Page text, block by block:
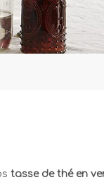
tasse de thé en